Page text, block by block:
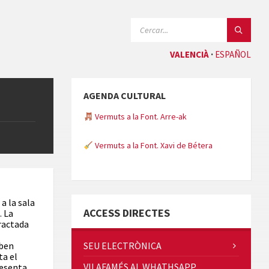
VALENCIÀ ESPAÑOL
la sala
La
el
AGENDA CULTURAL
Vermuts a la Font. Arre-ak
Vermuts a la Font. Xavi de Bétera
ACCESS DIRECTES
SEU ELECTRÒNICA